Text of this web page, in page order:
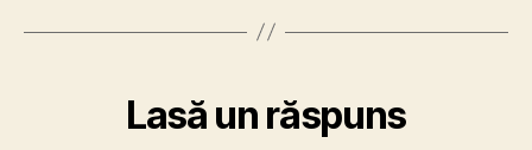
Lasă un răspuns